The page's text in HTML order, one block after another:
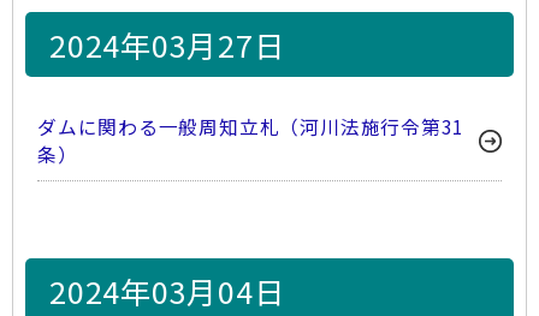
2024年03月27日
ダムに関わる一般周知立札（河川法施行令第31
条）
2024年03月04日